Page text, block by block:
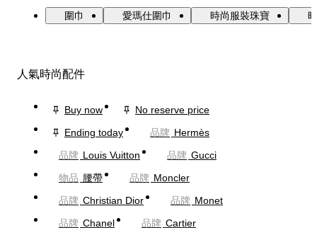
圍巾 愛瑪仕圍巾 時尚服裝珠寶
人氣時尚配件
Buy now
No reserve price
Ending today
品牌 Hermès
品牌 Louis Vuitton 品牌 Gucci
物品 腰帶 品牌 Moncler
品牌 Christian Dior 品牌 Monet
品牌 Chanel 品牌 Cartier